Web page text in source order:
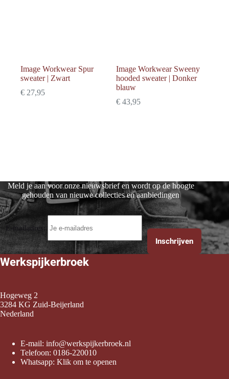
Image Workwear Spur
sweater | Zwart
€ 27,95
Image Workwear Sweeny
hooded sweater | Donker
blauw
€ 43,95
Meld je aan voor onze nieuwsbrief en wordt op de hoogte
gehouden van nieuwe collecties en aanbiedingen
E-mailadres:
Werkspijkerbroek
Hogeweg 2
3284 KG Zuid-Beijerland
Nederland
E-mail: info@werkspijkerbroek.nl
Telefoon: 0186-220010
Whatsapp: Klik om te openen